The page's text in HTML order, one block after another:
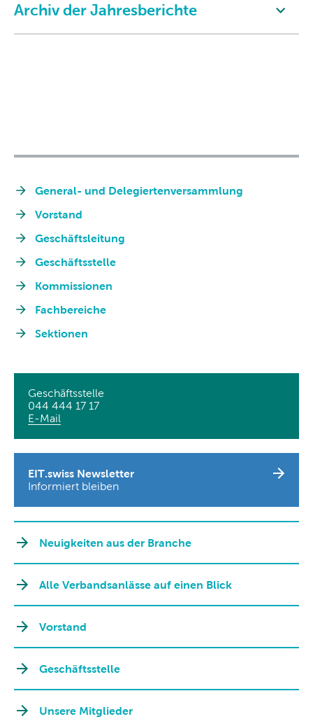
Archiv der Jahresberichte
General- und Delegiertenversammlung
Vorstand
Geschäftsleitung
Geschäftsstelle
Kommissionen
Fachbereiche
Sektionen
Geschäftsstelle
044 444 17 17
E-Mail
EIT.swiss Newsletter
Informiert bleiben
Neuigkeiten aus der Branche
Alle Verbandsanlässe auf einen Blick
Vorstand
Geschäftsstelle
Unsere Mitglieder